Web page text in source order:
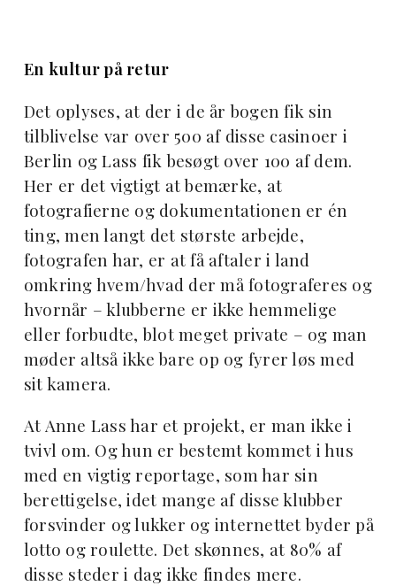
En kultur på retur
Det oplyses, at der i de år bogen fik sin
tilblivelse var over 500 af disse casinoer i
Berlin og Lass fik besøgt over 100 af dem.
Her er det vigtigt at bemærke, at
fotografierne og dokumentationen er én
ting, men langt det største arbejde,
fotografen har, er at få aftaler i land
omkring hvem/hvad der må fotograferes og
hvornår – klubberne er ikke hemmelige
eller forbudte, blot meget private – og man
møder altså ikke bare op og fyrer løs med
sit kamera.
At Anne Lass har et projekt, er man ikke i
tvivl om. Og hun er bestemt kommet i hus
med en vigtig reportage, som har sin
berettigelse, idet mange af disse klubber
forsvinder og lukker og internettet byder på
lotto og roulette. Det skønnes, at 80% af
disse steder i dag ikke findes mere.